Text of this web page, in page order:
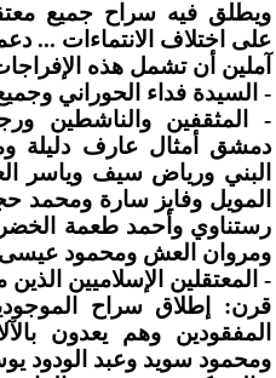
ويطلق فيه سراح جميع
على اختلاف الانتماءات ...
آملين أن تشمل هذه
- السيدة فداء الحوراني
- المثقفين والناشطين
دمشق أمثال عارف دليلة
البني ورياض سيف وياسر
المويل وفايز سارة ومحمد
رستناوي وأحمد طعمة
ومروان العش ومحمود
- المعتقلين الإسلاميين
قرن: إطلاق سراح
المفقودين وهم يعدون
ومحمود سويد وعبد الودود